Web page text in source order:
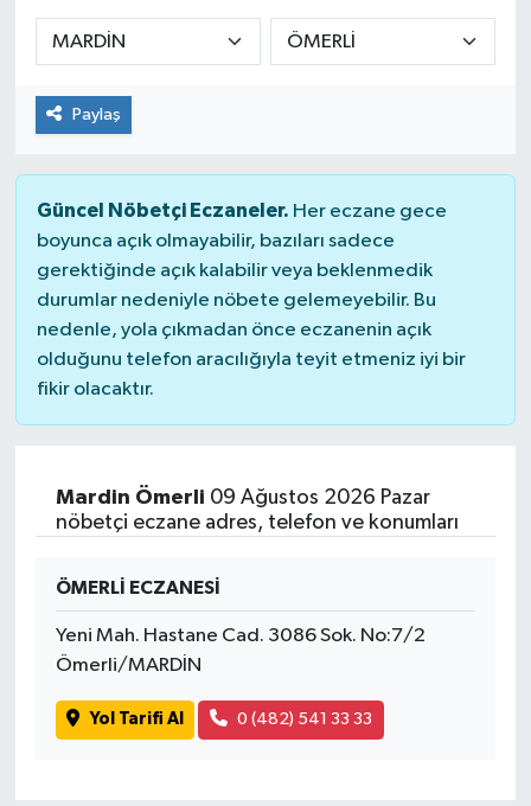
Paylaş
Güncel Nöbetçi Eczaneler. Her eczane gece
boyunca açık olmayabilir, bazıları sadece
gerektiğinde açık kalabilir veya beklenmedik
durumlar nedeniyle nöbete gelemeyebilir. Bu
nedenle, yola çıkmadan önce eczanenin açık
olduğunu telefon aracılığıyla teyit etmeniz iyi bir
fikir olacaktır.
Mardin Ömerli 09 Ağustos 2026 Pazar
nöbetçi eczane adres, telefon ve konumları
ÖMERLİ ECZANESİ
Yeni Mah. Hastane Cad. 3086 Sok. No:7/2
Ömerli/MARDİN
Yol Tarifi Al 0 (482) 541 33 33
KADIN
KULTUR-SANAT
MEDYA
OTOMOBİL
ÖZEL HABER
SAĞLIK
SPOR
TARIM
TEKNOLOJİ